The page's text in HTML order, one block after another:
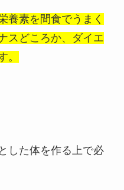
養素を間食でうまく
スどころか、ダイエ
。
した体を作る上で必